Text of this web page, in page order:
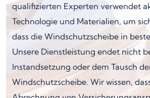
qualifizierten Experten verwendet
Technologie und Materialien, um
dass die Windschutzscheibe in
Unsere Dienstleistung endet nicht
Instandsetzung oder dem Tausch
Windschutzscheibe. Wir wissen,